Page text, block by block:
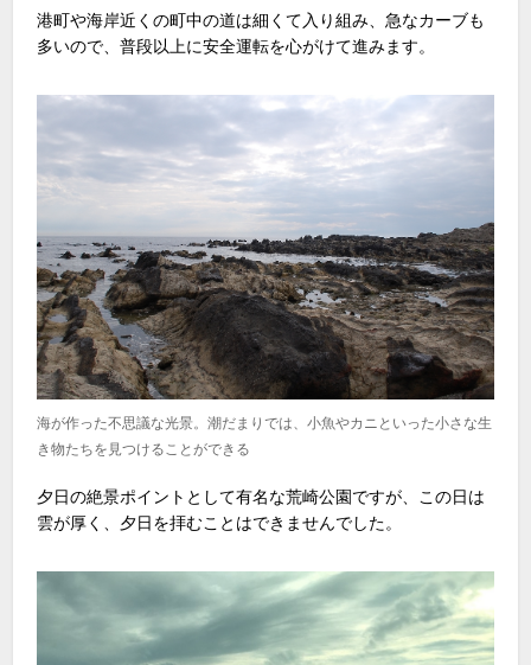
港町や海岸近くの町中の道は細くて入り組み、急なカーブも
多いので、普段以上に安全運転を心がけて進みます。
海が作った不思議な光景。潮だまりでは、小魚やカニといった小さな生
き物たちを見つけることができる
夕日の絶景ポイントとして有名な荒崎公園ですが、この日は
雲が厚く、夕日を拝むことはできませんでした。